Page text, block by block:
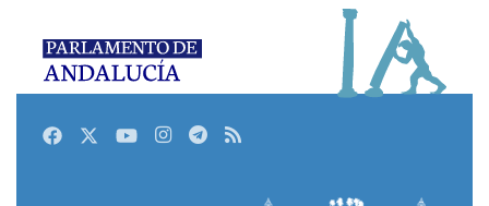
FacebookTwitterYoutubeInstagram
Telegram
RSS